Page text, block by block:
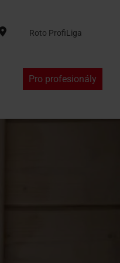
Roto ProfiLiga
Pro profesionály